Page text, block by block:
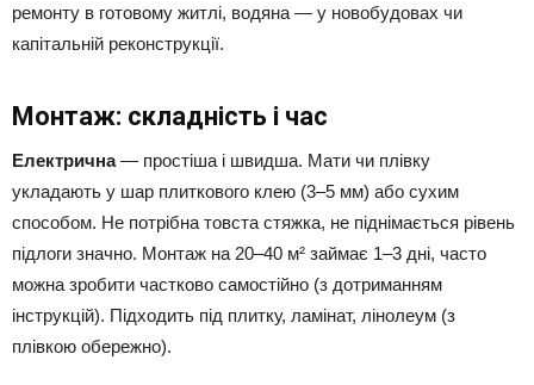
ремонту в готовому житлі, водяна — у новобудовах чи
капітальній реконструкції.
Монтаж: складність і час
Електрична— простіша і швидша. Мати чи плівку
укладають у шар плиткового клею (3–5 мм) або сухим
способом. Не потрібна товста стяжка, не піднімається рівень
підлоги значно. Монтаж на 20–40 м² займає 1–3 дні, часто
можна зробити частково самостійно (з дотриманням
інструкцій). Підходить під плитку, ламінат, лінолеум (з
плівкою обережно).